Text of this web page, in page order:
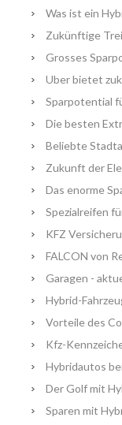
Was ist ein
Zukünftige
Grosses
Uber bietet
Sparpotential
Die besten
Beliebte
Zukunft der
Das enorme
Spezialreifen
KFZ
FALCON von
Garagen -
Hybrid-
Vorteile des
Kfz-
Hybridautos
Der Golf mit
Sparen mit